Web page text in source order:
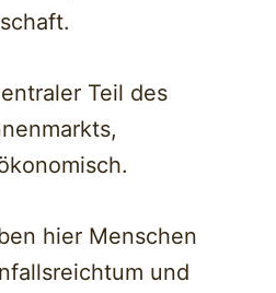
Teil des
hier Menschen
und